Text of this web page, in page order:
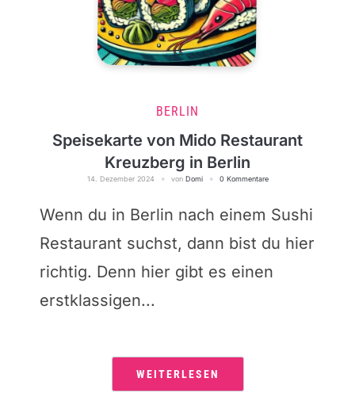
BERLIN
Speisekarte von Mido Restaurant
Kreuzberg in Berlin
14. Dezember 2024 von Domi 0 Kommentare
Wenn du in Berlin nach einem Sushi
Restaurant suchst, dann bist du hier
richtig. Denn hier gibt es einen
erstklassigen...
WEITERLESEN